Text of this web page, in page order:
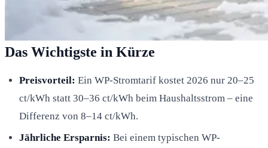
Das Wichtigste in Kürze
Preisvorteil: Ein WP-Stromtarif kostet 2026 nur 20–25
ct/kWh statt 30–36 ct/kWh beim Haushaltsstrom – eine
Differenz von 8–14 ct/kWh.
Jährliche Ersparnis: Bei einem typischen WP-